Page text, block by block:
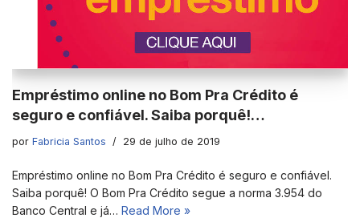
Empréstimo online no Bom Pra Crédito é
seguro e confiável. Saiba porquê!…
por Fabricia Santos 29 de julho de 2019
Empréstimo online no Bom Pra Crédito é seguro e confiável.
Saiba porquê! O Bom Pra Crédito segue a norma 3.954 do
Banco Central e já… Read More »